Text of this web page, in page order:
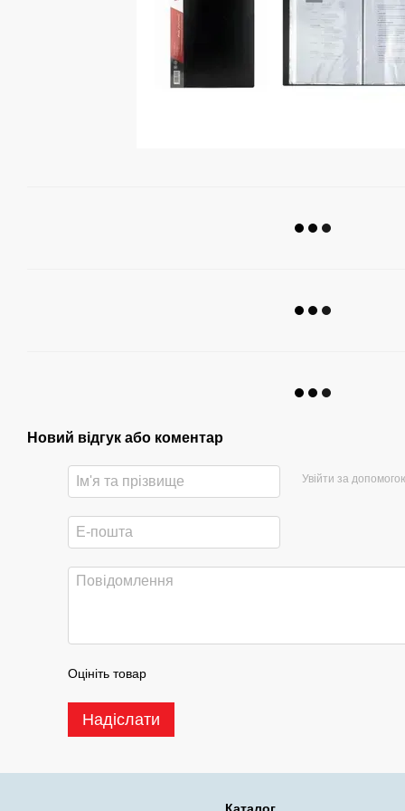
Новий відгук або коментар
Увійти за
Оцініть товар
Надіслати